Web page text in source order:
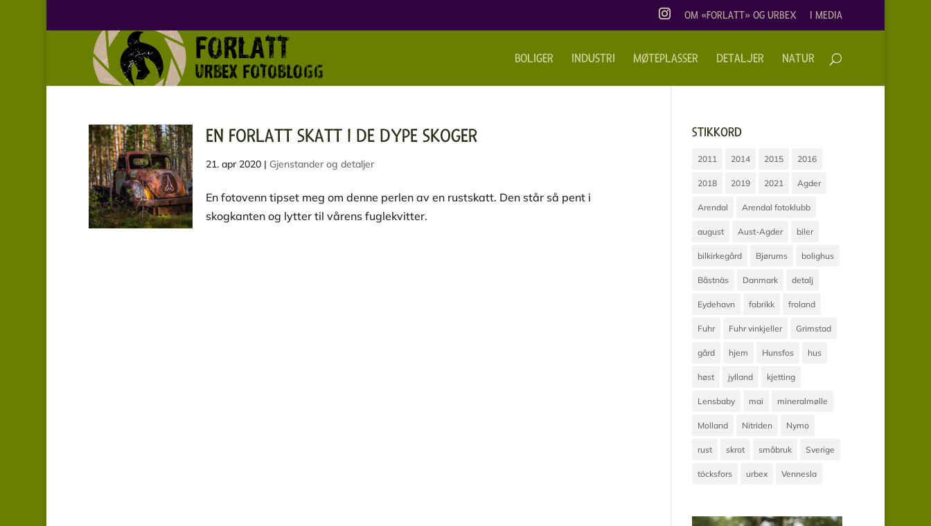
OM «FORLATT» OG URBEX I MEDIA
BOLIGER INDUSTRI MØTEPLASSER DETALJER NATUR
EN FORLATT SKATT I DE DYPE SKOGER
21. apr 2020| Gjenstander og detaljer
En fotovenn tipset meg om denne perlen av en rustskatt. Den står så pent i
skogkanten og lytter til vårens fuglekvitter.
STIKKORD
2011 2014 2015 2016
2018 2019 2021 Agder
Arendal Arendal fotoklubb
august Aust-Agder biler
bilkirkegård Bjørums bolighus
Båstnäs Danmark detalj
Eydehavn fabrikk froland
Fuhr Fuhr vinkjeller Grimstad
gård hjem Hunsfos hus
høst jylland kjetting
Lensbaby mai mineralmølle
Molland Nitriden Nymo
rust skrot småbruk Sverige
töcksfors urbex Vennesla